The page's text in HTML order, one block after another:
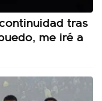
tras
me iré a